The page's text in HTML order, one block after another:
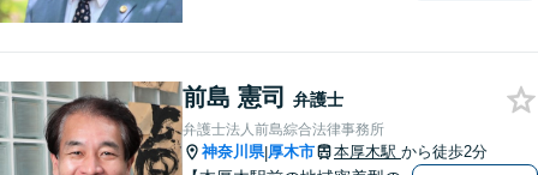
般民事…交通事故｜労働｜不
動産｜相続｜借金問題
前島 憲司 弁護士
弁護士法人前島綜合法律事務所
神奈川県|厚木市 本厚木駅 から徒歩2分